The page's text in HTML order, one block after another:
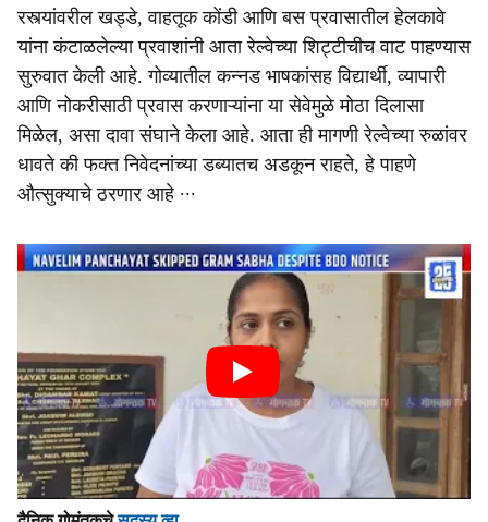
रस्त्यांवरील खड्डे, वाहतूक कोंडी आणि बस प्रवासातील हेलकावे
यांना कंटाळलेल्या प्रवाशांनी आता रेल्वेच्या शिट्टीचीच वाट पाहण्यास
सुरुवात केली आहे. गोव्यातील कन्नड भाषकांसह विद्यार्थी, व्यापारी
आणि नोकरीसाठी प्रवास करणाऱ्यांना या सेवेमुळे मोठा दिलासा
मिळेल, असा दावा संघाने केला आहे. आता ही मागणी रेल्वेच्या रुळांवर
धावते की फक्त निवेदनांच्या डब्यातच अडकून राहते, हे पाहणे
औत्सुक्याचे ठरणार आहे ∙∙∙